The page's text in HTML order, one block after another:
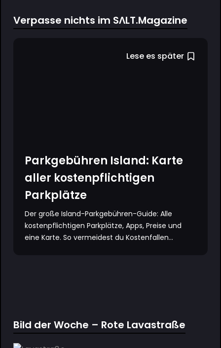
Verpasse nichts im SΛLT.Magazine
Lese es später
Parkgebühren Island: Karte
aller kostenpflichtigen
Parkplätze
Der große Island-Parkgebühren-Guide: Alle
kostenpflichtigen Parkplätze, Apps, Preise und
eine Karte. So vermeidest du Kostenfallen...
Bild der Woche – Rote Lavastraße